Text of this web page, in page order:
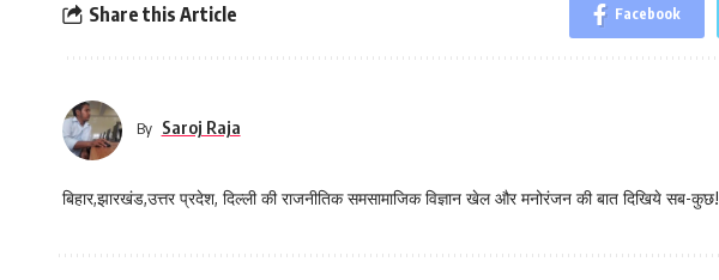
Share this Article Facebook
By Saroj Raja
बिहार,झारखंड,उत्तर प्रदेश, दिल्ली की राजनीतिक समसामाजिक विज्ञान खेल और मनोरंजन की बात दिखिये सब-कुछ!